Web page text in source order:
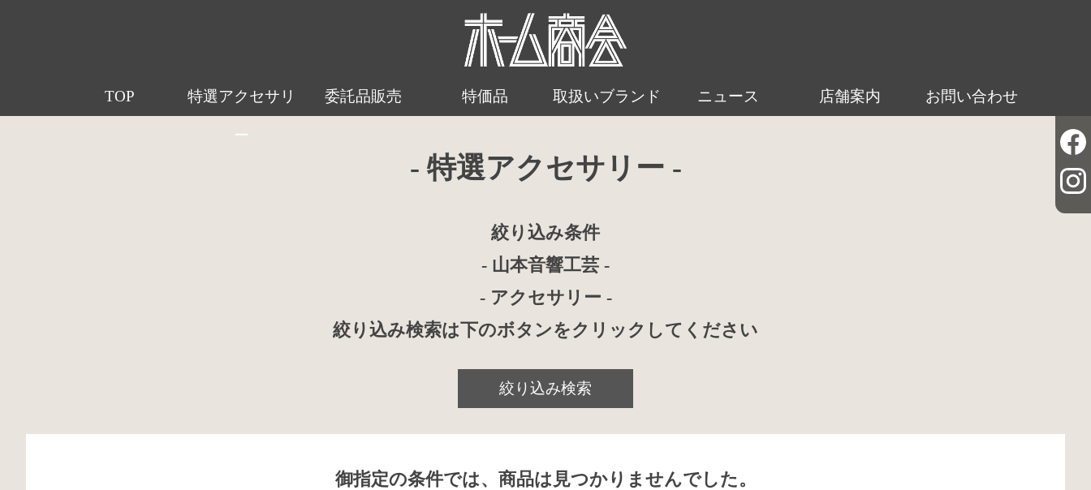
TOP 特選アクセサリ
ー
委託品販売 特価品 取扱いブランド ニュース 店舗案内 お問い合わせ
- 特選アクセサリー -
絞り込み条件
- 山本音響工芸 -
- アクセサリー -
絞り込み検索は下のボタンをクリックしてください
絞り込み検索
御指定の条件では、商品は見つかりませんでした。